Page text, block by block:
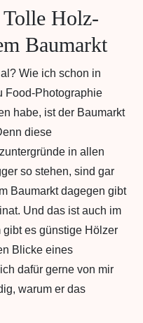
Tolle Holz-
Baumarkt
Wie ich schon in
Food-Photographie
habe, ist der Baumarkt
diese
in allen
so stehen, sind gar
Baumarkt dagegen gibt
Und das ist auch im
es günstige Hölzer
Blicke eines
dafür gerne von mir
warum er das